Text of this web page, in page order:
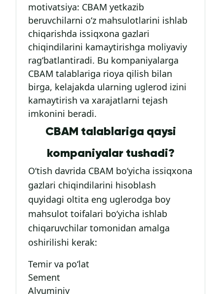
motivatsiya: CBAM yetkazib
beruvchilarni o‘z mahsulotlarini ishlab
chiqarishda issiqxona gazlari
chiqindilarini kamaytirishga moliyaviy
rag‘batlantiradi. Bu kompaniyalarga
CBAM talablariga rioya qilish bilan
birga, kelajakda ularning uglerod izini
kamaytirish va xarajatlarni tejash
imkonini beradi.
CBAM talablariga qaysi
kompaniyalar tushadi?
O‘tish davrida CBAM bo‘yicha issiqxona
gazlari chiqindilarini hisoblash
quyidagi oltita eng uglerodga boy
mahsulot toifalari bo‘yicha ishlab
chiqaruvchilar tomonidan amalga
oshirilishi kerak:
Temir va po‘lat
Sement
Alyuminiy